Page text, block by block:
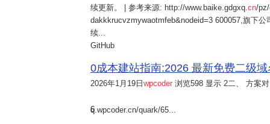
续更新。 | 参考来源: http://www.baike.gdgxq. cn/
dakkkrucvzmywaotmfeb&nodeid=3 600057,旗下
续...
GitHub
0成本建站指南:2026 最新免费二级
2026年1月19日wpcoder 浏览598 显示 2二、 方案
6
q.wpcoder.cn/quark/65...